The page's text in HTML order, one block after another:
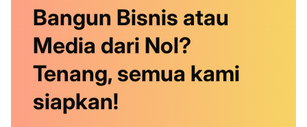
Bangun Bisnis atau
Media dari Nol?
Tenang, semua kami
siapkan!